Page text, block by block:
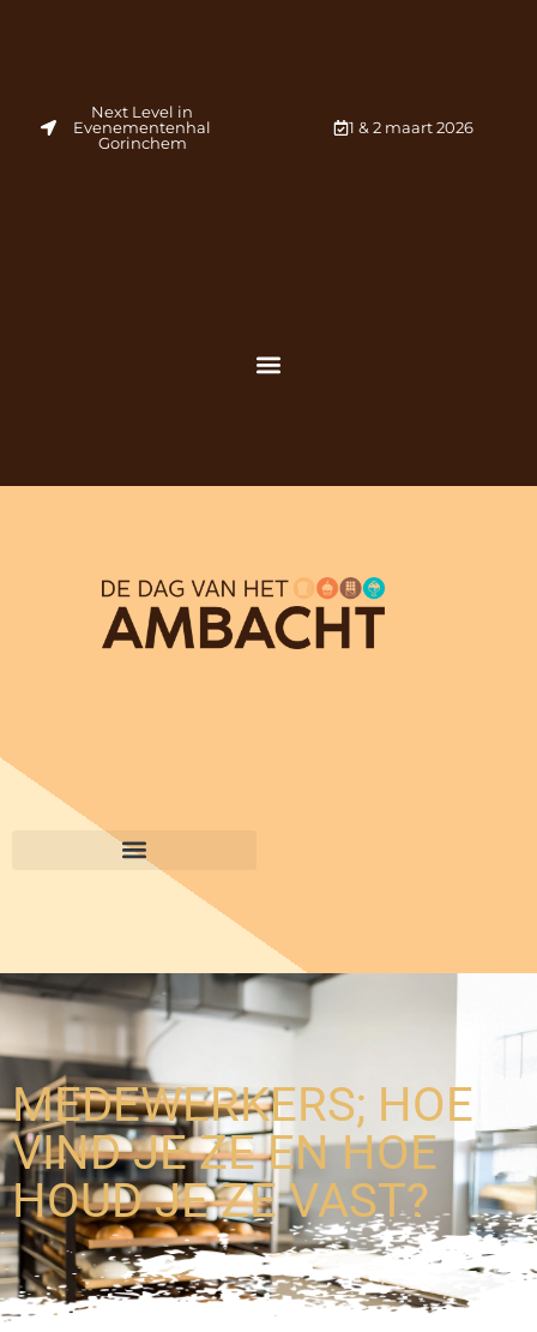
Next Level in
Evenementenhal
Gorinchem
1 & 2 maart 2026
MEDEWERKERS; HOE
VIND JE ZE EN HOE
HOUD JE ZE VAST?